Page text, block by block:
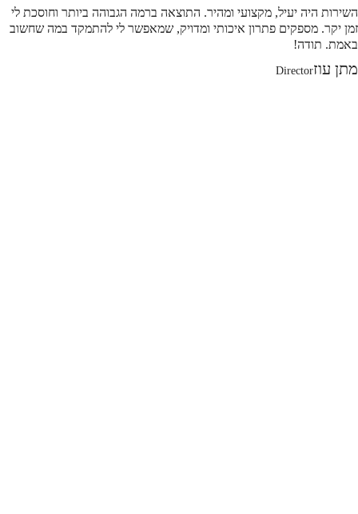
השירות היה יעיל, מקצועי ומהיר. התוצאה ברמה הגבוהה ביותר וחוסכת לי
זמן יקר. מספקים פתרון איכותי ומדויק, שמאפשר לי להתמקד במה שחשוב
באמת. תודה!
מתן עוזDirector